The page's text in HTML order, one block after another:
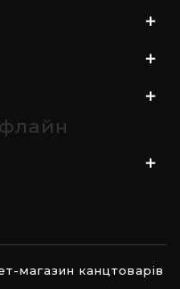
магазин канцтоварів